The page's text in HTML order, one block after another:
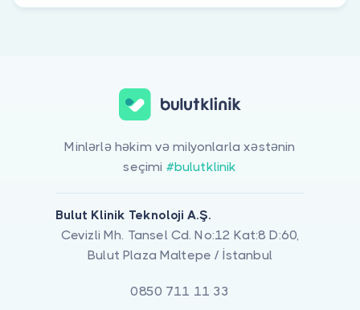
Minlərlə həkim və milyonlarla xəstənin
seçimi #bulutklinik
Bulut Klinik Teknoloji A.Ş.
Cevizli Mh. Tansel Cd. No:12 Kat:8 D:60,
Bulut Plaza Maltepe / İstanbul
0850 711 11 33